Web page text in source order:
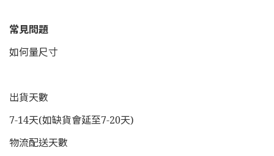
常見問題
如何量尺寸
出貨天數
7-14天(如缺貨會延至7-20天)
物流配送天數